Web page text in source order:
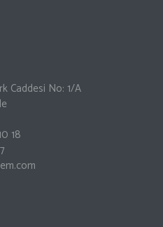
Caddesi No: 1/A
18